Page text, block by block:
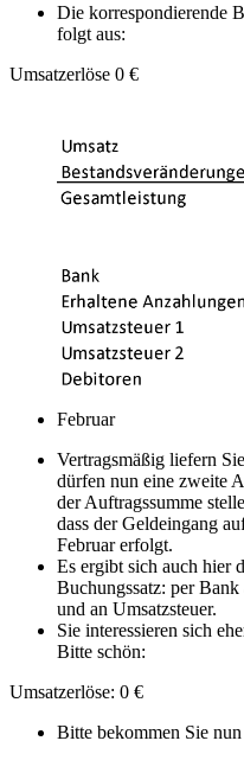
Die korrespondierende
folgt aus:
Umsatzerlöse 0 €
Februar
Vertragsmäßig liefern
dürfen nun eine zweite
der Auftragssumme
dass der Geldeingang
Februar erfolgt.
Es ergibt sich auch hier
Buchungssatz: per
und an Umsatzsteuer.
Sie interessieren sich
Bitte schön:
Umsatzerlöse: 0 €
Bitte bekommen Sie nun